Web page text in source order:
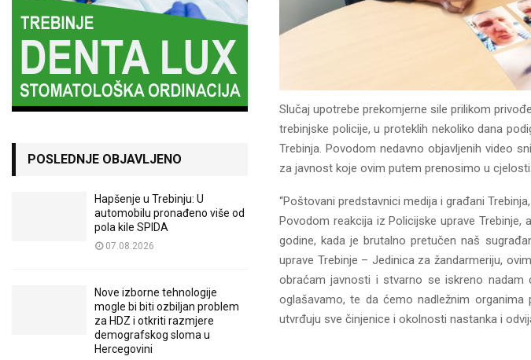
Slučaj upotrebe prekomjerne sile prilikom
trebinjske policije, u proteklih nekoliko dana
Trebinja. Povodom nedavno objavljenih video
za javnost koje ovim putem prenosimo u cjelosti.
“Poštovani predstavnici medija i građani Trebinja,
Povodom reakcija iz Policijske uprave
godine, kada je brutalno pretučen naš
uprave Trebinje – Jedinica za žandarmeriju,
obraćam javnosti i stvarno se iskreno
oglašavamo, te da ćemo nadležnim
utvrđuju sve činjenice i okolnosti nastanka i
POSLEDNJE OBJAVLJENO
Hapšenje u Trebinju: U
automobilu pronađeno više od
pola kile SPIDA
07.08.2026
Nove izborne tehnologije
mogle bi biti ozbiljan problem
za HDZ i otkriti razmjere
demografskog sloma u
Hercegovini